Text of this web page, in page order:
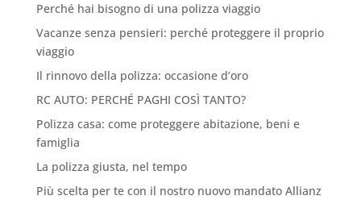
Perché hai bisogno di una polizza viaggio
Vacanze senza pensieri: perché proteggere il proprio
viaggio
Il rinnovo della polizza: occasione d’oro
RC AUTO: PERCHÉ PAGHI COSÌ TANTO?
Polizza casa: come proteggere abitazione, beni e
famiglia
La polizza giusta, nel tempo
Più scelta per te con il nostro nuovo mandato Allianz